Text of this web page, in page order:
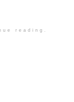
reading.